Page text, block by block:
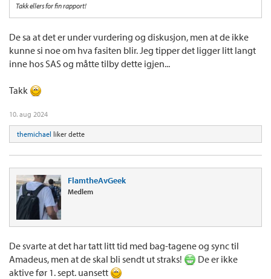
Takk ellers for fin rapport!
De sa at det er under vurdering og diskusjon, men at de ikke
kunne si noe om hva fasiten blir. Jeg tipper det ligger litt langt
inne hos SAS og måtte tilby dette igjen...
Takk
10. aug 2024
themichael liker dette
FlamtheAvGeek
Medlem
De svarte at det har tatt litt tid med bag-tagene og sync til
Amadeus, men at de skal bli sendt ut straks!
De er ikke
aktive før 1. sept. uansett